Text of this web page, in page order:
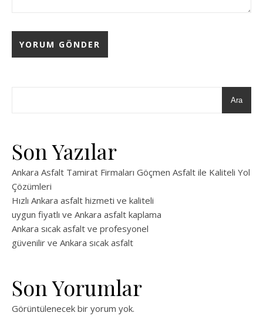
Ara
Son Yazılar
Ankara Asfalt Tamirat Firmaları Göçmen Asfalt ile Kaliteli Yol
Çözümleri
Hızlı Ankara asfalt hizmeti ve kaliteli
uygun fiyatlı ve Ankara asfalt kaplama
Ankara sıcak asfalt ve profesyonel
güvenilir ve Ankara sıcak asfalt
Son Yorumlar
Görüntülenecek bir yorum yok.